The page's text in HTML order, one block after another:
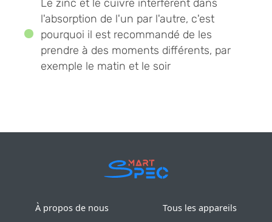
Le zinc et le cuivre interfèrent dans
l'absorption de l'un par l'autre, c'est
pourquoi il est recommandé de les
prendre à des moments différents, par
exemple le matin et le soir
À propos de nous Tous les appareils